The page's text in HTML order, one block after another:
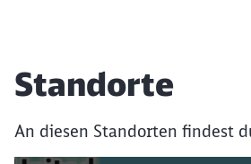
Standorte
An diesen Standorten findest